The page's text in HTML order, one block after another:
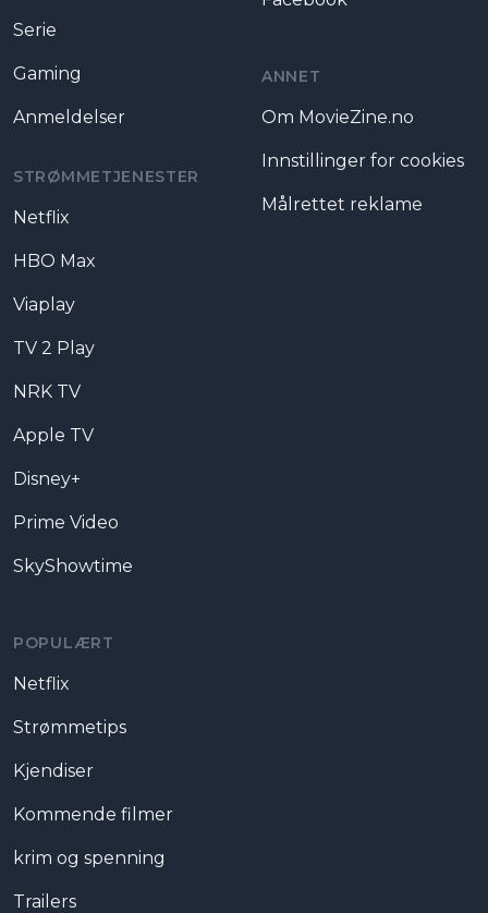
Serie
Gaming
Anmeldelser
STRØMMETJENESTER
Netflix
HBO Max
Viaplay
TV 2 Play
NRK TV
Apple TV
Disney+
Prime Video
SkyShowtime
POPULÆRT
Netflix
Strømmetips
Kjendiser
Kommende filmer
krim og spenning
Trailers
ANNET
Om MovieZine.no
Innstillinger for cookies
Målrettet reklame